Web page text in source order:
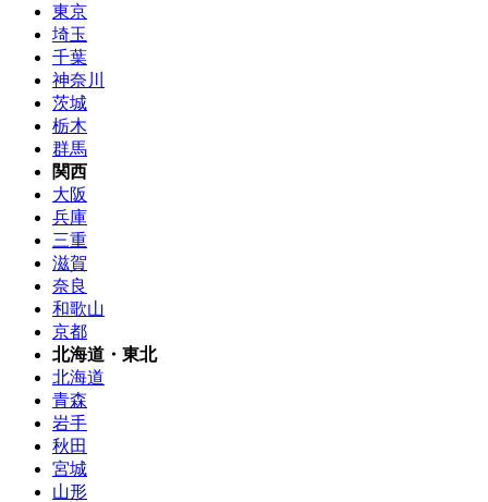
東京
埼玉
千葉
神奈川
茨城
栃木
群馬
関西
大阪
兵庫
三重
滋賀
奈良
和歌山
京都
北海道・東北
北海道
青森
岩手
秋田
宮城
山形